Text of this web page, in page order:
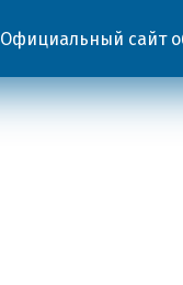
Официальный сайт